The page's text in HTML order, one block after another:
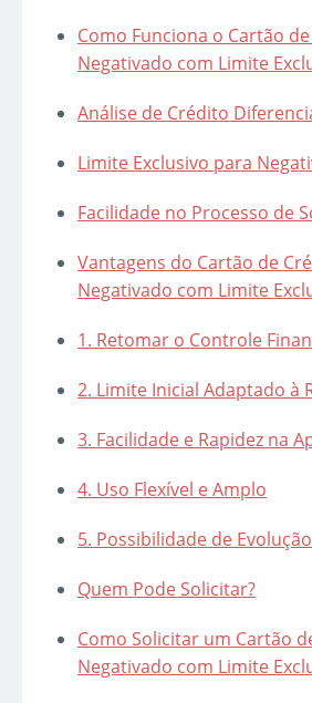
Como Funciona o Cartão
Negativado com Limite
Análise de Crédito
Limite Exclusivo para
Facilidade no Processo de
Vantagens do Cartão de
Negativado com Limite
1. Retomar o Controle
2. Limite Inicial Adaptado à
3. Facilidade e Rapidez na
4. Uso Flexível e Amplo
5. Possibilidade de
Quem Pode Solicitar?
Como Solicitar um Cartão
Negativado com Limite